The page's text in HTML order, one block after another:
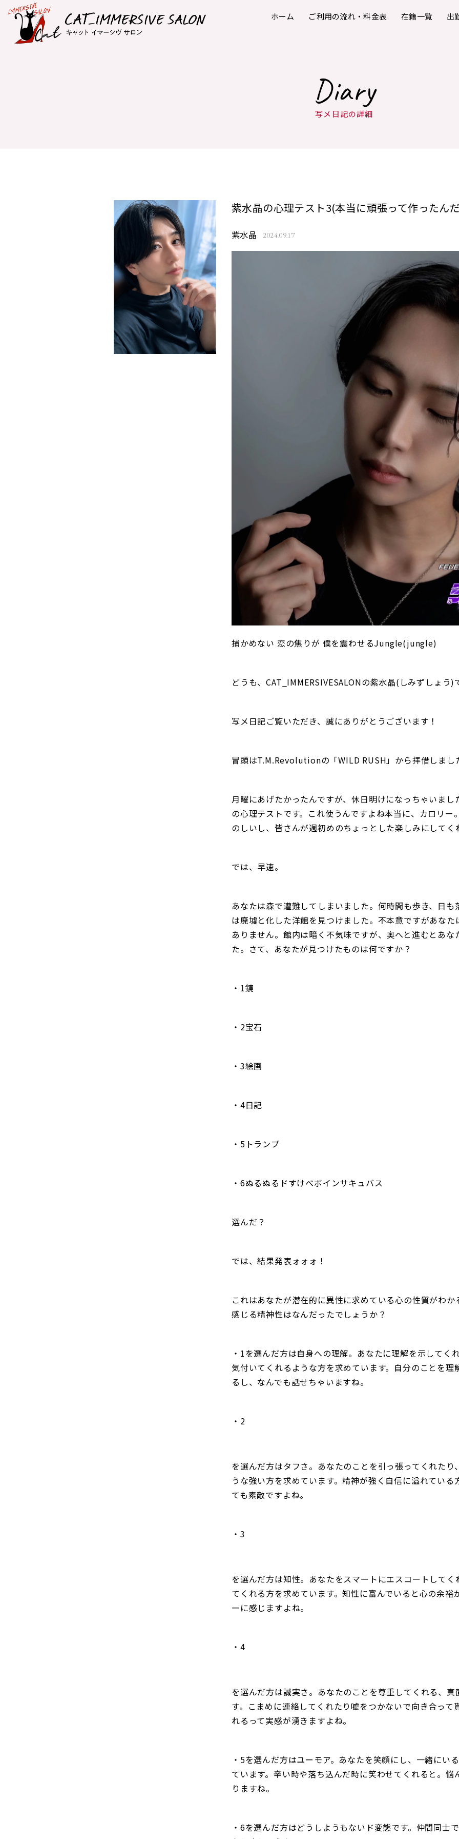
ホーム ご利用の流れ・料金表 在籍一覧 出
Diary
写メ日記の詳細
紫水晶の心理テスト3(本当に頑張って作ったん
紫水晶 2024.09.17
捕かめない 恋の焦りが 僕を震わせるJungle(jungle)
どうも、CAT_IMMERSIVESALONの紫水晶(しみずしょう)
写メ日記ご覧いただき、誠にありがとうございます！
冒頭はT.M.Revolutionの「WILD RUSH」から拝借しまし
月曜にあげたかったんですが、休日明けになっちゃいま
の心理テストです。これ使うんですよね本当に、カロリ
のしいし、皆さんが週初めのちょっとした楽しみにして
では、早速。
あなたは森で遭難してしまいました。何時間も歩き、日
は廃墟と化した洋館を見つけました。不本意ですがあな
ありません。館内は暗く不気味ですが、奥へと進むとあ
た。さて、あなたが見つけたものは何ですか？
・1鏡
・2宝石
・3絵画
・4日記
・5トランプ
・6ぬるぬるドすけべボインサキュバス
選んだ？
では、結果発表ォォォ！
これはあなたが潜在的に異性に求めている心の性質がわ
感じる精神性はなんだったでしょうか？
・1を選んだ方は自身への理解。あなたに理解を示してく
気付いてくれるような方を求めています。自分のことを
るし、なんでも話せちゃいますね。
・2
を選んだ方はタフさ。あなたのことを引っ張ってくれた
うな強い方を求めています。精神が強く自信に溢れてい
ても素敵ですよね。
・3
を選んだ方は知性。あなたをスマートにエスコートして
てくれる方を求めています。知性に富んでいると心の余
ーに感じますよね。
・4
を選んだ方は誠実さ。あなたのことを尊重してくれる、
す。こまめに連絡してくれたり嘘をつかないで向き合っ
れるって実感が湧きますよね。
・5を選んだ方はユーモア。あなたを笑顔にし、一緒にい
ています。辛い時や落ち込んだ時に笑わせてくれると。
りますね。
・6を選んだ方はどうしようもないド変態です。仲間同士